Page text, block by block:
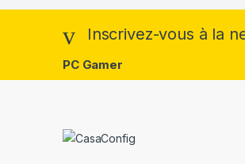
Inscrivez-vous à la
PC Gamer